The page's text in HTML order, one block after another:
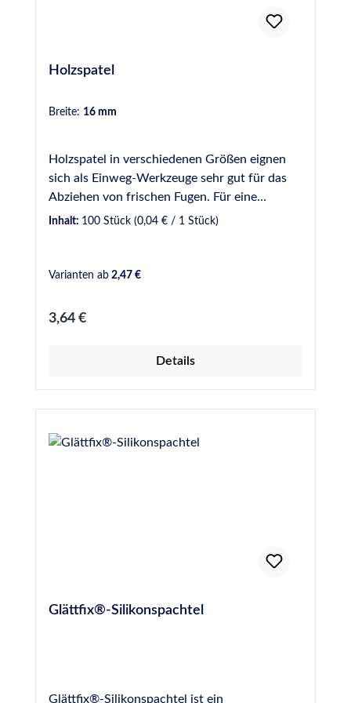
Holzspatel
Breite: 16 mm
Holzspatel in verschiedenen Größen eignen
sich als Einweg-Werkzeuge sehr gut für das
Abziehen von frischen Fugen. Für eine
gleichmäßige und optisch ansprechende Fuge
mm - Gebinde zu 50 Stück 16 mm - Gebinde
20 mm - Gebinde zu 100 Stück 16 mm Griff
geschwungen - Gebinde zu 50 Stück
Inhalt: 100 Stück (0,04 € / 1 Stück)
Varianten ab 2,47 €
Regulärer Preis:
3,64 €
Details
Glättfix®-Silikonspachtel
Glättfix®-Silikonspachtel ist ein